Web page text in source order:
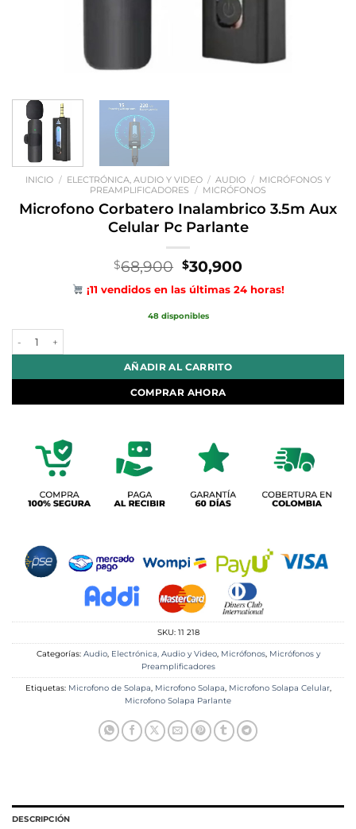
INICIO / ELECTRÓNICA, AUDIO Y VIDEO / AUDIO / MICRÓFONOS Y
PREAMPLIFICADORES / MICRÓFONOS
Microfono Corbatero Inalambrico 3.5m Aux
Celular Pc Parlante
$68,900 El
precio
original
era:
$30,900El
precio
actual
¡11 vendidos en las últimas 24 horas!
48 disponibles
AÑADIR AL CARRITO
COMPRAR AHORA
SKU: 11 218
Categorías: Audio, Electrónica, Audio y Video, Micrófonos, Micrófonos y
Preamplificadores
Etiquetas: Microfono de Solapa, Microfono Solapa, Microfono Solapa Celular,
Microfono Solapa Parlante
DESCRIPCIÓN